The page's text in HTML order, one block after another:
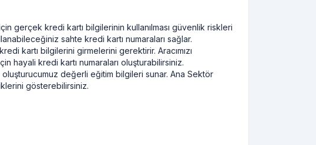
gerçek kredi kartı bilgilerinin kullanılması güvenlik riskleri
sahte kredi kartı numaraları sağlar.
kartı bilgilerini girmelerini gerektirir. Aracımızı
hayali kredi kartı numaraları oluşturabilirsiniz.
değerli eğitim bilgileri sunar. Ana Sektör
gösterebilirsiniz.